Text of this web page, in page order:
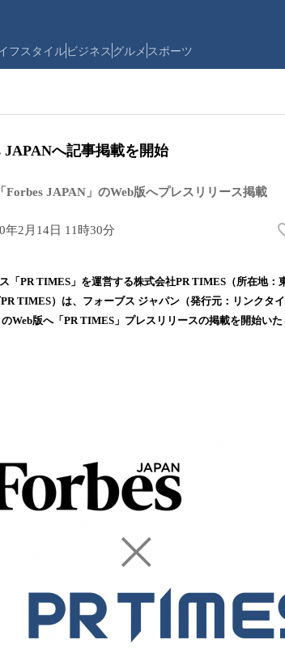
フスタイルビジネス グルメ スポーツ
へ記事掲載を開始
Forbes JAPAN」のWeb版へプレスリリース掲載
年2月14日 11時30分
「PR TIMES」を運営する株式会社PR TIMES（所在地：
TIMES）は、フォーブス ジャパン（発行元：リンクタ
Web版へ「PR TIMES」プレスリリースの掲載を開始いた